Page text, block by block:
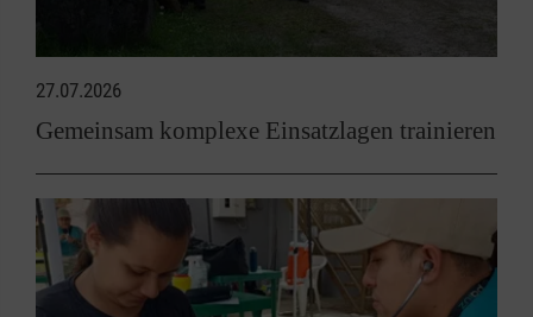
27.07.2026
Gemeinsam komplexe Einsatzlagen trainieren